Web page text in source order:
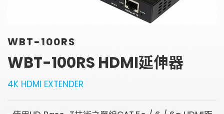
參觀預約
投影鏡頭
5G無線影音傳輸器
WBT-100RS
WBT-100RS HDMI延伸器
4K HDMI EXTENDER